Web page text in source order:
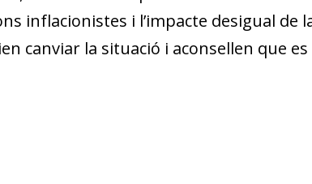
inflacionistes i l’impacte desigual de
canviar la situació i aconsellen que